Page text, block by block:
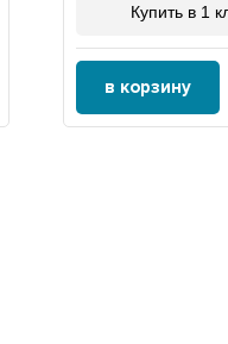
Купить в 1
в корзину